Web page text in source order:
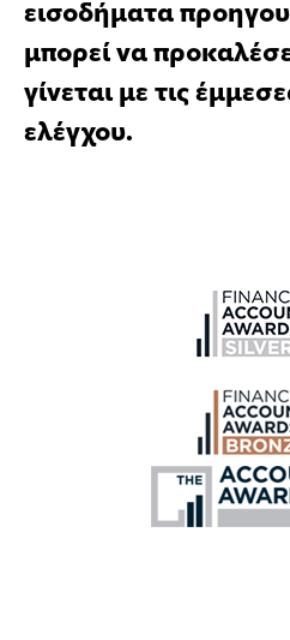
εισοδήματα
μπορεί να
γίνεται με τις
ελέγχου.